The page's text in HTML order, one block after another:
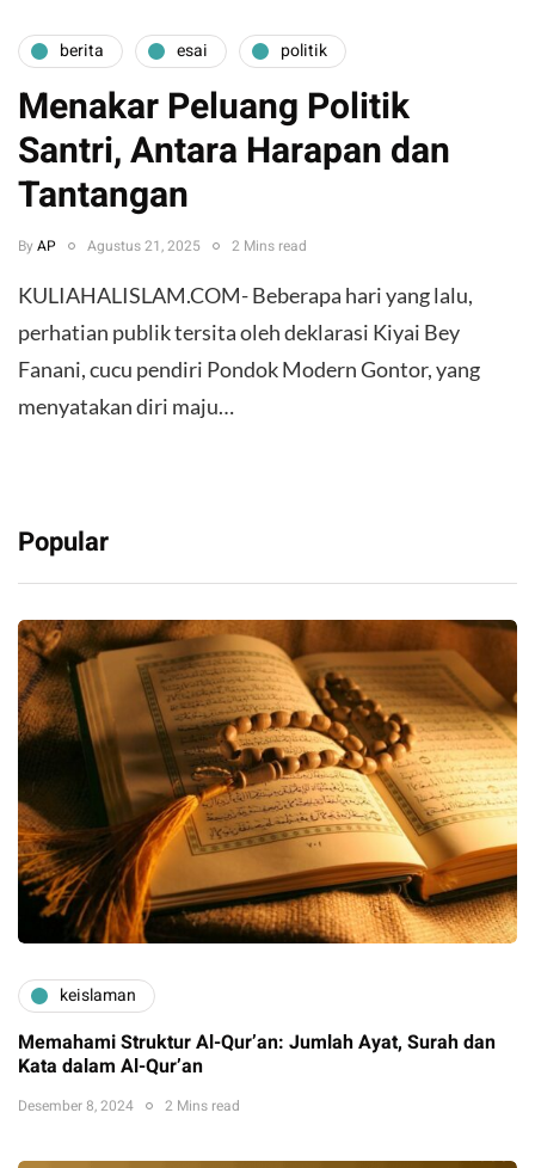
berita esai politik
Menakar Peluang Politik
Santri, Antara Harapan dan
Tantangan
By AP Agustus 21, 2025 2 Mins read
KULIAHALISLAM.COM- Beberapa hari yang lalu,
perhatian publik tersita oleh deklarasi Kiyai Bey
Fanani, cucu pendiri Pondok Modern Gontor, yang
menyatakan diri maju…
Popular
keislaman
Memahami Struktur Al-Qur’an: Jumlah Ayat, Surah dan
Kata dalam Al-Qur’an
Desember 8, 2024 2 Mins read